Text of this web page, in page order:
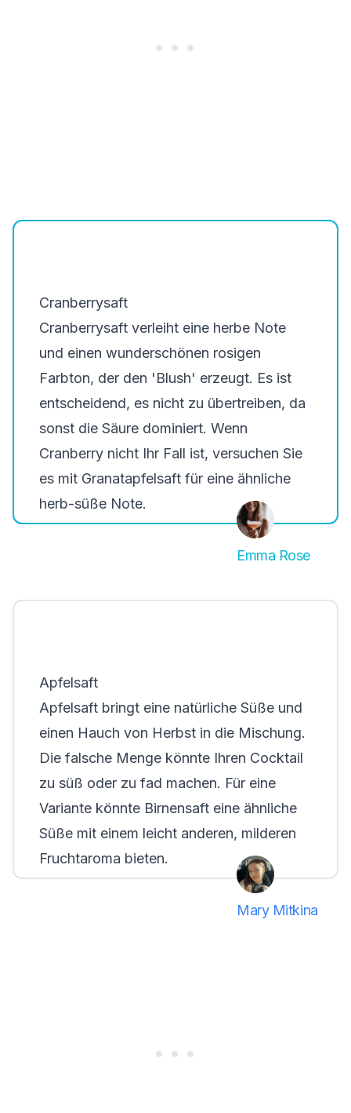
Cranberrysaft
Cranberrysaft verleiht eine herbe Note
und einen wunderschönen rosigen
Farbton, der den 'Blush' erzeugt. Es ist
entscheidend, es nicht zu übertreiben, da
sonst die Säure dominiert. Wenn
Cranberry nicht Ihr Fall ist, versuchen Sie
es mit Granatapfelsaft für eine ähnliche
herb-süße Note.
Emma Rose
Apfelsaft
Apfelsaft bringt eine natürliche Süße und
einen Hauch von Herbst in die Mischung.
Die falsche Menge könnte Ihren Cocktail
zu süß oder zu fad machen. Für eine
Variante könnte Birnensaft eine ähnliche
Süße mit einem leicht anderen, milderen
Fruchtaroma bieten.
Mary Mitkina